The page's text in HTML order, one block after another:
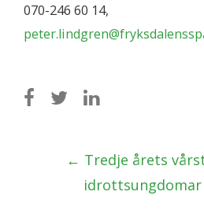
070-246 60 14,
Post
navigation
← Tredje årets
idrottsungdomar